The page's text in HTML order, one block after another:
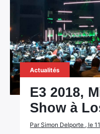
Actualités
E3 2018,
Show à
Par Simon Delporte , le